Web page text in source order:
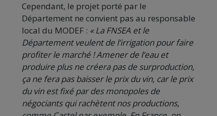
Cependant, le projet porté par le
Département ne convient pas au responsable
local du MODEF : « La FNSEA et le
Département veulent de l’irrigation pour faire
profiter le marché ! Amener de l’eau et
produire plus ne créera pas de surproduction,
ça ne fera pas baisser le prix du vin, car le prix
du vin est fixé par des monopoles de
négociants qui rachètent nos productions,